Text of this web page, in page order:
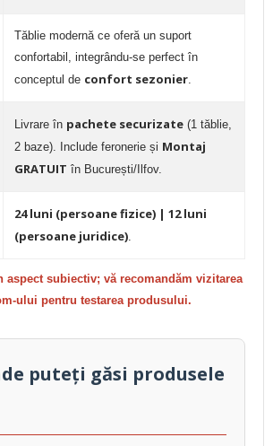
Tăblie modernă ce oferă un suport
confortabil, integrându-se perfect în
conceptul de confort sezonier
Livrare în pachete securizate (1 tăblie,
2 baze). Include feronerie și Montaj
GRATUIT în București/Ilfov.
24 luni (persoane fizice) | 12 luni
(persoane juridice)
aspect subiectiv; vă recomandăm vizitarea
ului pentru testarea produsului.
puteți găsi produsele